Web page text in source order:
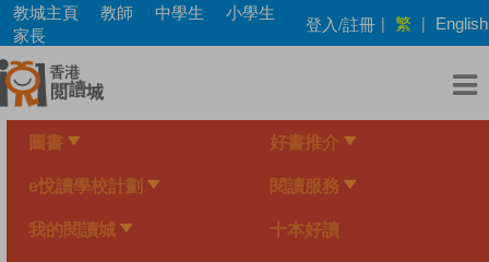
Skip
main
content
教城主頁 教師 中學生
小學生
家長
登入/註冊 | 繁 | English
圖書 好書推介
e悅讀學校計劃 閱讀服務
我的閱讀城 十本好讀